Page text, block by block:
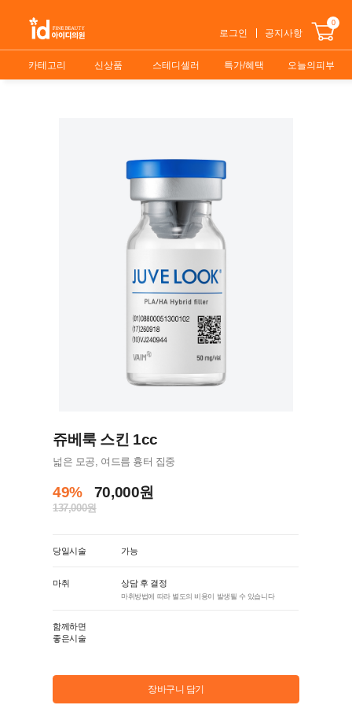
로그인 공지사항
카테고리 신상품 스테디셀러 특가/혜택 오늘의피부
0
쥬베룩 스킨 1cc
넓은 모공, 여드름 흉터 집중
49% 70,000원
137,000원
당일시술 가능
마취 상담 후 결정
마취방법에 따라 별도의 비용이 발생될 수 있습니다
함께하면
좋은시술
장바구니 담기